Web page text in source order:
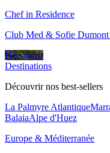
Chef in Residence
Club Med & Sofie
Découvrir
Destinations
Découvrir nos best-sellers
La Palmyre Atlantique
BalaiaAlpe d'Huez
Europe & Méditerranée